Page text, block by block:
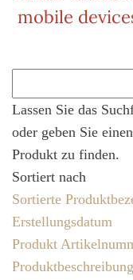
mobile
Lassen Sie das
oder geben Sie
Produkt zu finden.
Sortiert nach
Sortierte
Erstellungsdatum
Produkt
Produktbeschreibung